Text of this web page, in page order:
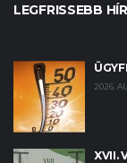
LEGFRISSEBB
2026.
XVII.